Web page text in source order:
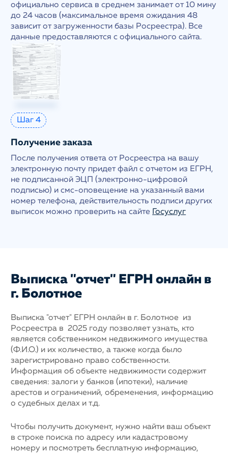
официально сервиса в среднем занимает от 10 мину
до 24 часов (максимальное время ожидания 48
зависит от загруженности базы Росреестра). Все
данные предоставляются с официального сайта.
Шаг 4
Получение заказа
После получения ответа от Росреестра на вашу
электронную почту придет файл с отчетом из ЕГРН,
не подписанной ЭЦП (электронно-цифровой
подписью) и смс-оповещение на указанный вами
номер телефона, действительность подписи других
выписок можно проверить на сайте
Госуслуг
Выписка "отчет" ЕГРН онлайн в
г. Болотное
Выписка "отчет" ЕГРН онлайн в г. Болотное из
Росреестра в 2025 году позволяет узнать, кто
является собственником недвижимого имущества
(Ф.И.О.) и их количество, а также когда было
зарегистрировано право собственности.
Информация об объекте недвижимости содержит
сведения: залоги у банков (ипотеки), наличие
арестов и ограничений, обременения, информацию
о судебных делах и т.д.
Чтобы получить документ, нужно найти ваш объект
в строке поиска по адресу или кадастровому
номеру и посмотреть бесплатную информацию,